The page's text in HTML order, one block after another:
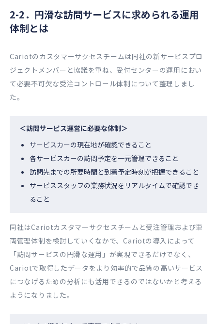
2-2．円滑な訪問サービスに求められる運用
体制とは
Cariotのカスタマーサクセスチームは同社の新サービスプロ
ジェクトメンバーと協議を重ね、受付センターの運用におい
て必要不可欠な受注コントロール体制について整理しまし
た。
＜訪問サービス運営に必要な体制＞
サービスカーの現在地が確認できること
各サービスカーの訪問予定を一元管理できること
訪問先までの所要時間と到着予定時刻が把握できること
サービススタッフの業務状況をリアルタイムで確認でき
ること
同社はCariotカスタマーサクセスチームと受注管理および車
両管理体制を検討していくなかで、Cariotの導入によって
「訪問サービスの円滑な運用」が実現できるだけでなく、
Cariotで取得したデータをより効率的で品質の高いサービス
につなげるための分析にも活用できるのではないかと考える
ようになりました。